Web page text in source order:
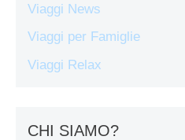
Viaggi News
Viaggi per Famiglie
Viaggi Relax
CHI SIAMO?